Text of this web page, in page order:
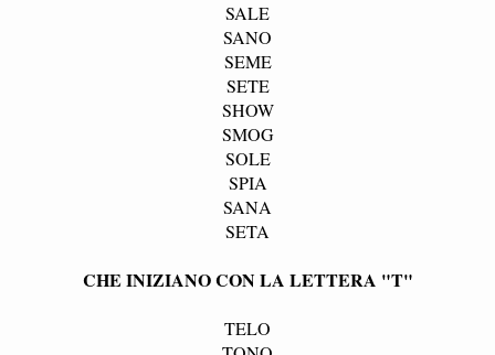
SALE
SANO
SEME
SETE
SHOW
SMOG
SOLE
SPIA
SANA
SETA
CHE INIZIANO CON LA LETTERA "T"
TELO